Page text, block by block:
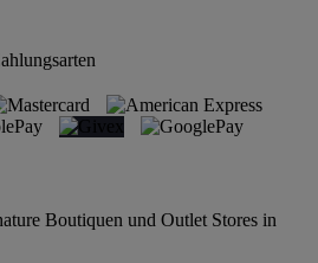
Boutiquen und Outlet Stores in